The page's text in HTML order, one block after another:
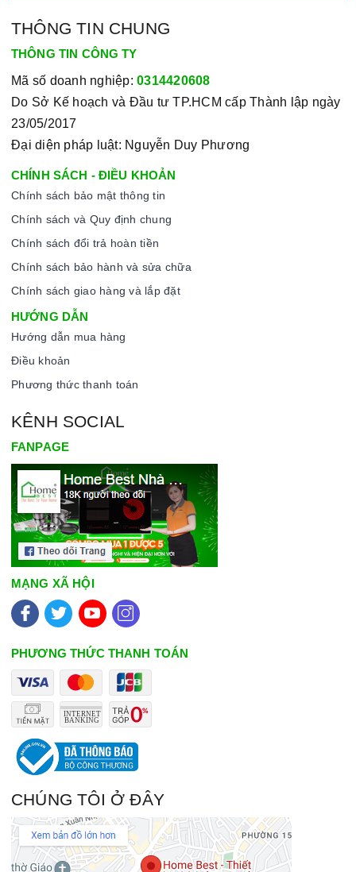
THÔNG TIN CHUNG
THÔNG TIN CÔNG TY
Mã số doanh nghiệp: 0314420608
Do Sở Kế hoạch và Đầu tư TP.HCM cấp Thành lập ngày
23/05/2017
Đại diện pháp luật: Nguyễn Duy Phương
CHÍNH SÁCH - ĐIỀU KHOẢN
Chính sách bảo mật thông tin
Chính sách và Quy định chung
Chính sách đổi trả hoàn tiền
Chính sách bảo hành và sửa chữa
Chính sách giao hàng và lắp đặt
HƯỚNG DẪN
Hướng dẫn mua hàng
Điều khoản
Phương thức thanh toán
KÊNH SOCIAL
FANPAGE
MẠNG XÃ HỘI
PHƯƠNG THỨC THANH TOÁN
CHÚNG TÔI Ở ĐÂY